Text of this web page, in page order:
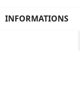
INFORMATIONS